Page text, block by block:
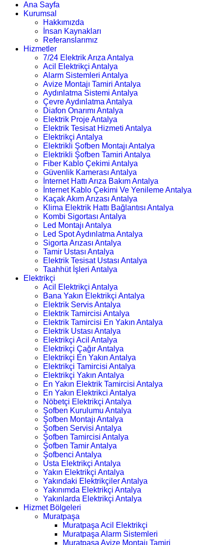
Ana Sayfa
Kurumsal
Hakkımızda
İnsan Kaynakları
Referanslarımız
Hizmetler
7/24 Elektrik Arıza Antalya
Acil Elektrikçi Antalya
Alarm Sistemleri Antalya
Avize Montajı Tamiri Antalya
Aydınlatma Sistemi Antalya
Çevre Aydınlatma Antalya
Diafon Onarımı Antalya
Elektrik Proje Antalya
Elektrik Tesisat Hizmeti Antalya
Elektrikçi Antalya
Elektrikli Şofben Montajı Antalya
Elektrikli Şofben Tamiri Antalya
Fiber Kablo Çekimi Antalya
Güvenlik Kamerası Antalya
İnternet Hattı Arıza Bakım Antalya
İnternet Kablo Çekimi Ve Yenileme Antalya
Kaçak Akım Arızası Antalya
Klima Elektrik Hattı Bağlantısı Antalya
Kombi Sigortası Antalya
Led Montajı Antalya
Led Spot Aydınlatma Antalya
Sigorta Arızası Antalya
Tamir Ustası Antalya
Elektrik Tesisat Ustası Antalya
Taahhüt İşleri Antalya
Elektrikçi
Acil Elektrikçi Antalya
Bana Yakın Elektrikçi Antalya
Elektrik Servis Antalya
Elektrik Tamircisi Antalya
Elektrik Tamircisi En Yakın Antalya
Elektrik Ustası Antalya
Elektrikçi Acil Antalya
Elektrikçi Çağır Antalya
Elektrikçi En Yakın Antalya
Elektrikçi Tamircisi Antalya
Elektrikçi Yakın Antalya
En Yakın Elektrik Tamircisi Antalya
En Yakın Elektrikci Antalya
Nöbetçi Elektrikçi Antalya
Şofben Kurulumu Antalya
Şofben Montajı Antalya
Şofben Servisi Antalya
Şofben Tamircisi Antalya
Şofben Tamir Antalya
Şofbenci Antalya
Usta Elektrikçi Antalya
Yakın Elektrikçi Antalya
Yakındaki Elektrikçiler Antalya
Yakınımda Elektrikçi Antalya
Yakınlarda Elektrikçi Antalya
Hizmet Bölgeleri
Muratpaşa
Muratpaşa Acil Elektrikçi
Muratpaşa Alarm Sistemleri
Muratpaşa Avize Montajı Tamiri